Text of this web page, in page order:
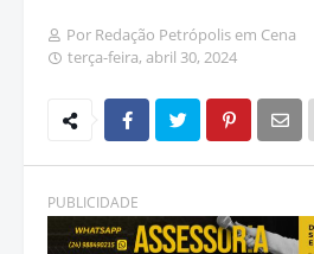
Por Redação Petrópolis em Cena
terça-feira, abril 30, 2024
PUBLICIDADE